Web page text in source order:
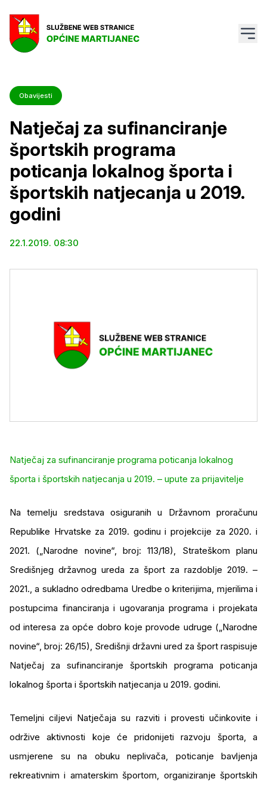
Obavijesti
Natječaj za sufinanciranje
športskih programa
poticanja lokalnog športa i
športskih natjecanja u 2019.
godini
22.1.2019. 08:30
Natječaj za sufinanciranje programa poticanja lokalnog
športa i športskih natjecanja u 2019. – upute za prijavitelje
Na temelju sredstava osiguranih u Državnom proračunu
Republike Hrvatske za 2019. godinu i projekcije za 2020. i
2021. („Narodne novine“, broj: 113/18), Strateškom planu
Središnjeg državnog ureda za šport za razdoblje 2019. –
2021., a sukladno odredbama Uredbe o kriterijima, mjerilima i
postupcima financiranja i ugovaranja programa i projekata
od interesa za opće dobro koje provode udruge („Narodne
novine“, broj: 26/15), Središnji državni ured za šport raspisuje
Natječaj za sufinanciranje športskih programa poticanja
lokalnog športa i športskih natjecanja u 2019. godini.
Temeljni ciljevi Natječaja su razviti i provesti učinkovite i
održive aktivnosti koje će pridonijeti razvoju športa, a
usmjerene su na obuku neplivača, poticanje bavljenja
rekreativnim i amaterskim športom, organiziranje športskih